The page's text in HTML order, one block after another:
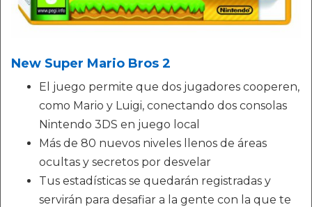
New Super Mario Bros 2
El juego permite que dos jugadores cooperen,
como Mario y Luigi, conectando dos consolas
Nintendo 3DS en juego local
Más de 80 nuevos niveles llenos de áreas
ocultas y secretos por desvelar
Tus estadísticas se quedarán registradas y
servirán para desafiar a la gente con la que te